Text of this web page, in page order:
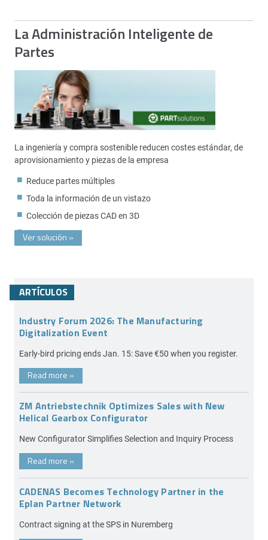
La Administración Inteligente de
Partes
La ingeniería y compra sostenible reducen costes estándar, de
aprovisionamiento y piezas de la empresa
Reduce partes múltiples
Toda la información de un vistazo
Colección de piezas CAD en 3D
Ver solución »
ARTÍCULOS
Industry Forum 2026: The Manufacturing
Digitalization Event
Early-bird pricing ends Jan. 15: Save €50 when you register.
Read more »
ZM Antriebstechnik Optimizes Sales with New
Helical Gearbox Configurator
New Configurator Simplifies Selection and Inquiry Process
Read more »
CADENAS Becomes Technology Partner in the
Eplan Partner Network
Contract signing at the SPS in Nuremberg